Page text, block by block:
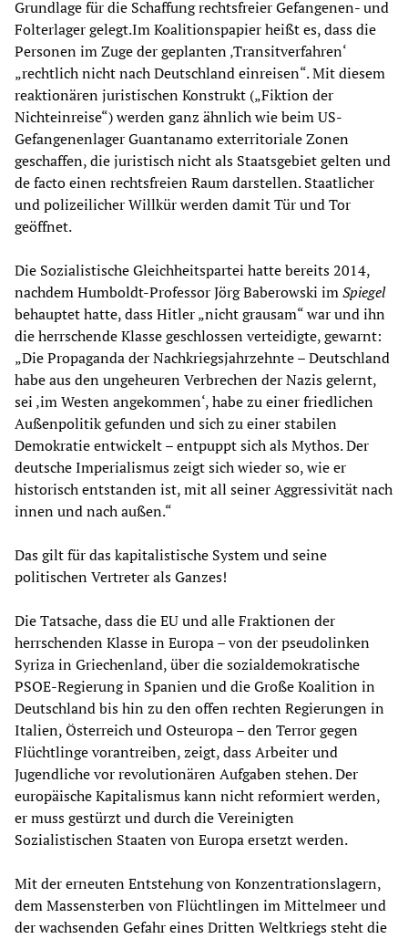
Grundlage für die Schaffung rechtsfreier Gefangenen- und
Folterlager gelegt.Im Koalitionspapier heißt es, dass die
Personen im Zuge der geplanten ‚Transitverfahren‘
„rechtlich nicht nach Deutschland einreisen“. Mit diesem
reaktionären juristischen Konstrukt („Fiktion der
Nichteinreise“) werden ganz ähnlich wie beim US-
Gefangenenlager Guantanamo exterritoriale Zonen
geschaffen, die juristisch nicht als Staatsgebiet gelten und
de facto einen rechtsfreien Raum darstellen. Staatlicher
und polizeilicher Willkür werden damit Tür und Tor
geöffnet.
Die Sozialistische Gleichheitspartei hatte bereits 2014,
nachdem Humboldt-Professor Jörg Baberowski imSpiegel
behauptet hatte, dass Hitler „nicht grausam“ war und ihn
die herrschende Klasse geschlossen verteidigte, gewarnt:
„Die Propaganda der Nachkriegsjahrzehnte – Deutschland
habe aus den ungeheuren Verbrechen der Nazis gelernt,
sei ‚im Westen angekommen‘, habe zu einer friedlichen
Außenpolitik gefunden und sich zu einer stabilen
Demokratie entwickelt – entpuppt sich als Mythos. Der
deutsche Imperialismus zeigt sich wieder so, wie er
historisch entstanden ist, mit all seiner Aggressivität nach
innen und nach außen.“
Das gilt für das kapitalistische System und seine
politischen Vertreter als Ganzes!
Die Tatsache, dass die EU und alle Fraktionen der
herrschenden Klasse in Europa – von der pseudolinken
Syriza in Griechenland, über die sozialdemokratische
PSOE-Regierung in Spanien und die Große Koalition in
Deutschland bis hin zu den offen rechten Regierungen in
Italien, Österreich und Osteuropa – den Terror gegen
Flüchtlinge vorantreiben, zeigt, dass Arbeiter und
Jugendliche vor revolutionären Aufgaben stehen. Der
europäische Kapitalismus kann nicht reformiert werden,
er muss gestürzt und durch die Vereinigten
Sozialistischen Staaten von Europa ersetzt werden.
Mit der erneuten Entstehung von Konzentrationslagern,
dem Massensterben von Flüchtlingen im Mittelmeer und
der wachsenden Gefahr eines Dritten Weltkriegs steht die